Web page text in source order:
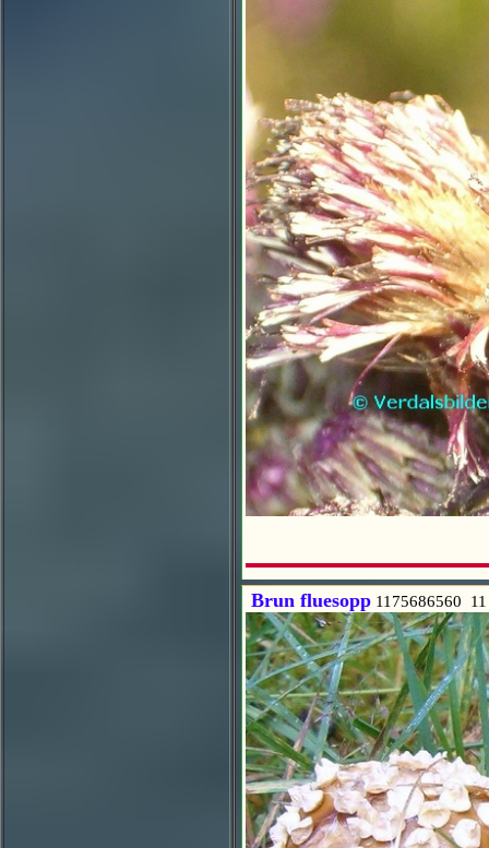
Brun fluesopp 1175686560 11